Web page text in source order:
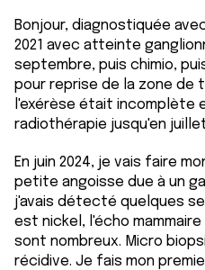
ou qu'ils ont collectées lors
services.
Bonjour, diagnostiquée
2021 avec atteinte
septembre, puis chimio,
pour reprise de la zone de
l'exérèse était incomplète
radiothérapie jusqu'en
En juin 2024, je vais faire
petite angoisse due à un
j'avais détecté quelques
est nickel, l'écho
sont nombreux. Micro
récidive. Je fais mon